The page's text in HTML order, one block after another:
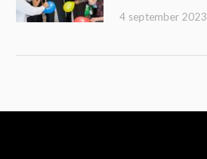
4 september 2023